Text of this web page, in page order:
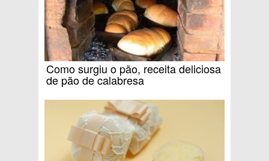
Como surgiu o pão, receita deliciosa
de pão de calabresa